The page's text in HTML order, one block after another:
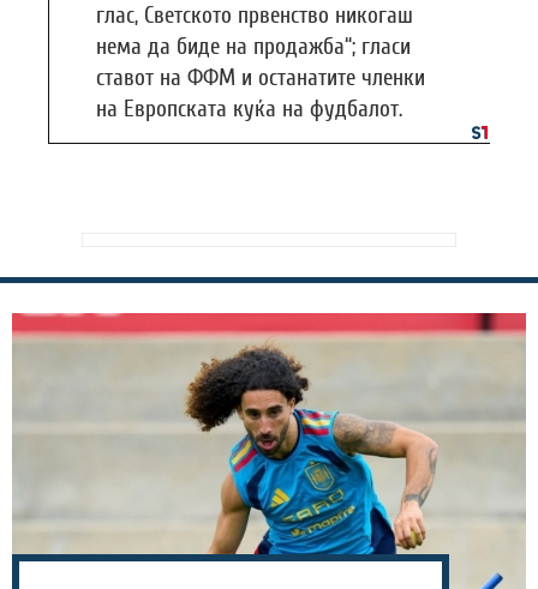
глас, Светското првенство никогаш
нема да биде на продажба“; гласи
ставот на ФФМ и останатите членки
на Европската куќа на фудбалот.